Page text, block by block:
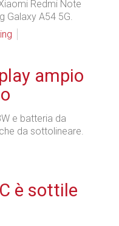
Redmi Note
Galaxy A54 5G.
ampio
e batteria da
da sottolineare.
è sottile